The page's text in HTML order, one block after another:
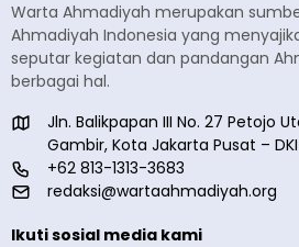
Warta Ahmadiyah merupakan
Ahmadiyah Indonesia yang
seputar kegiatan dan pandangan
berbagai hal.
Jln. Balikpapan III No. 27 Petojo
Gambir, Kota Jakarta Pusat – DKI
+62 813-1313-3683
redaksi@wartaahmadiyah.org
Ikuti sosial media kami